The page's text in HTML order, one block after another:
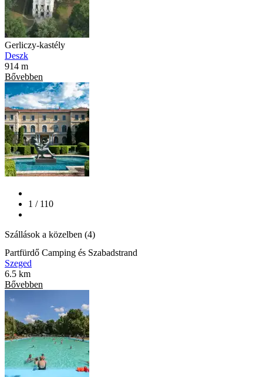
Gerliczy-kastély
Deszk
914 m
Bővebben
1 / 110
Szállások a közelben (4)
Partfürdő Camping és Szabadstrand
Szeged
6.5 km
Bővebben